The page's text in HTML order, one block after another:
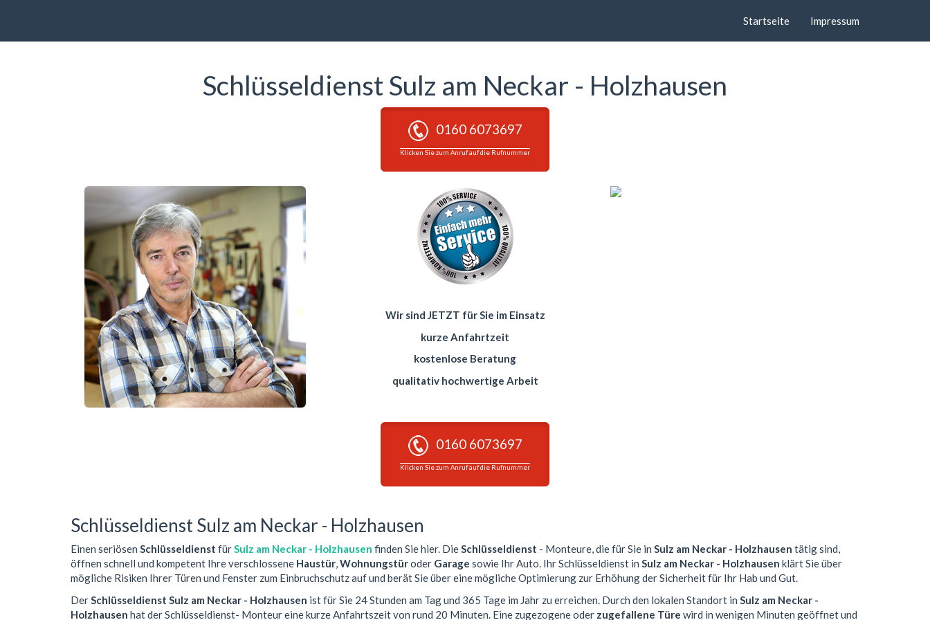
Startseite Impressum
Schlüsseldienst Sulz am Neckar - Holzhausen
0160 6073697
Klicken Sie zum Anruf auf die Rufnummer
Wir sind JETZT für Sie im Einsatz
kurze Anfahrtzeit
kostenlose Beratung
qualitativ hochwertige Arbeit
0160 6073697
Klicken Sie zum Anruf auf die Rufnummer
Schlüsseldienst Sulz am Neckar - Holzhausen
Einen seriösen Schlüsseldienst fürSulz am Neckar - Holzhausen finden Sie hier. DieSchlüsseldienst - Monteure, die für Sie in Sulz am Neckar - Holzhausen tätig sind,
öffnen schnell und kompetent Ihre verschlossene Haustür,Wohnungstüroder Garage sowie Ihr Auto. Ihr Schlüsseldienst in Sulz am Neckar - Holzhausen klärt Sie über
mögliche Risiken Ihrer Türen und Fenster zum Einbruchschutz auf und berät Sie über eine mögliche Optimierung zur Erhöhung der Sicherheit für Ihr Hab und Gut.
DerSchlüsseldienst Sulz am Neckar - Holzhausen ist für Sie 24 Stunden am Tag und 365 Tage im Jahr zu erreichen. Durch den lokalen Standort in Sulz am Neckar -
Holzhausen hat der Schlüsseldienst- Monteur eine kurze Anfahrtszeit von rund 20 Minuten. Eine zugezogene oder zugefallene Türe wird in wenigen Minuten geöffnet und